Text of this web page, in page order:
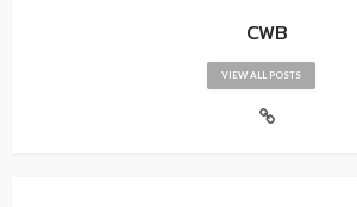
CWB
VIEW ALL POSTS